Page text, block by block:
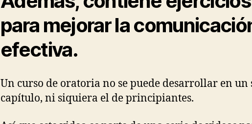
para mejorar la
efectiva.
Un curso de oratoria no se puede desarrollar en un
capítulo, ni siquiera el de principiantes.